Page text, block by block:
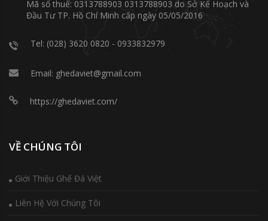
Mã số thuế: 0313788903 0313788903 do Sở Kế Hoạch và
Đầu Tư TP. Hồ Chí Minh cấp ngày 05/05/2016
Tel: (028) 3620 0820 - 0933832979
Email: ghedaviet@gmail.com
https://ghedaviet.com/
VỀ CHÚNG TÔI
Giới Thiệu Ghế Đá Việt
Liên Hệ Với Chúng Tôi